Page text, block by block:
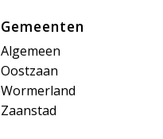
Gemeenten
Algemeen
Oostzaan
Wormerland
Zaanstad